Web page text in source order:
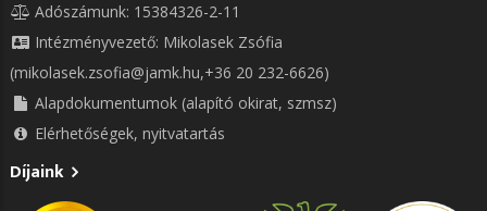
Adószámunk: 15384326-2-11
Intézményvezető: Mikolasek Zsófia
(mikolasek.zsofia@jamk.hu,+36 20 232-6626)
Alapdokumentumok (alapító okirat, szmsz)
Elérhetőségek, nyitvatartás
Díjaink